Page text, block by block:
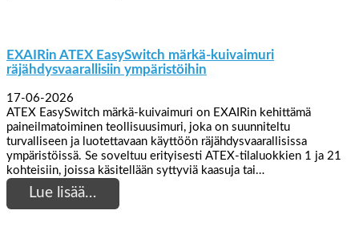
EXAIRin ATEX EasySwitch märkä-kuivaimuri
räjähdysvaarallisiin ympäristöihin
17-06-2026
ATEX EasySwitch märkä-kuivaimuri on EXAIRin kehittämä
paineilmatoiminen teollisuusimuri, joka on suunniteltu
turvalliseen ja luotettavaan käyttöön räjähdysvaarallisissa
ympäristöissä. Se soveltuu erityisesti ATEX-tilaluokkien 1 ja 21
kohteisiin, joissa käsitellään syttyviä kaasuja tai…
Lue lisää…